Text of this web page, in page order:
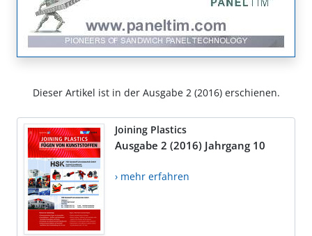
Dieser Artikel ist in der Ausgabe 2 (2016) erschienen.
Joining Plastics
Ausgabe 2 (2016) Jahrgang 10
› mehr erfahren